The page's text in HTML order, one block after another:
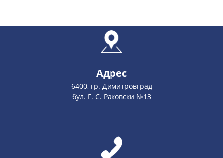
Адрес
6400, гр. Димитровград
бул. Г. С. Раковски №13